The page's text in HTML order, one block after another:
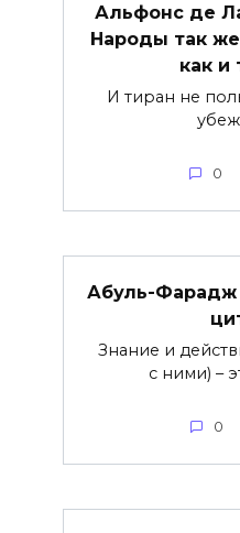
Альфонс де
Народы так
как и
И тиран не
0
Абуль-Фарадж
Знание и
с ними) –
0